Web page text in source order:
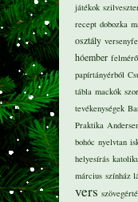
játékok
recept dobozka
osztály
hóember felmérő
papírtányérból
tábla mackók
tevékenységek
Praktika
bohóc nyelvtan
helyesírás
március színház
vers